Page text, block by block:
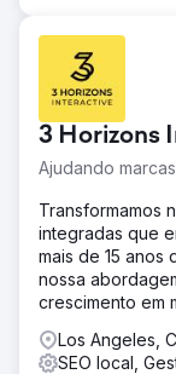
3 Horizons
Ajudando
Transformamos
integradas que
mais de 15 anos
nossa
crescimento em
Los Angeles,
SEO local,